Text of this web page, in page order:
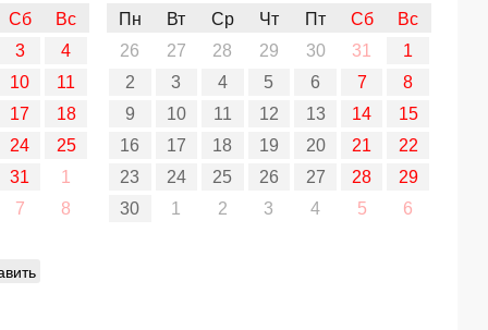
Сб
Вс
3
4
10
11
17
18
24
25
31
1
7
8
Пн
Вт Ср Чт Пт Сб
Вс
26
27 28 29 30 31
1
2
3 4 5 6 7
8
9
10 11 12 13 14
15
16
17 18 19 20 21
22
23
24 25 26 27 28
29
30
1 2 3 4 5 6